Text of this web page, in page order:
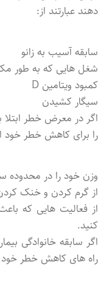
دهند عبارتند از:
سابقه آسیب به زانو
شغل‌ هایی که به طور
کمبود ویتامین D
سیگار کشیدن
اگر در معرض خطر ابتلا
را برای کاهش خطر خود
وزن خود را در محدوده
از گرم کردن و خنک
از فعالیت ‌هایی که
کنید.
اگر سابقه خانوادگی
راه ‌های کاهش خطر